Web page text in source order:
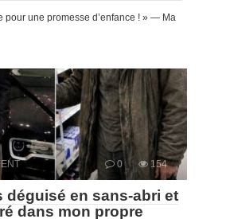
pour une promesse d’enfance ! » — Ma
0 154
déguisé en sans-abri et
dans mon propre